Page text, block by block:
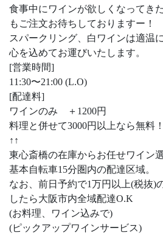
食事中にワインが欲しくなってき
もご注文お待ちしておりますー！
スパークリング、白ワインは適温
心を込めてお運びいたします。
[営業時間]
11:30〜21:00 (L.O)
[配達料]
ワインのみ ＋1200円
料理と併せて3000円以上なら無料
↑↑
東心斎橋の在庫からお任せワイン
基本自転車15分圏内の配達区域。
なお、前日予約で1万円以上(税抜)
したら大阪市内全域配達O.K
(お料理、ワイン込みで)
(ピックアップワインサービス)